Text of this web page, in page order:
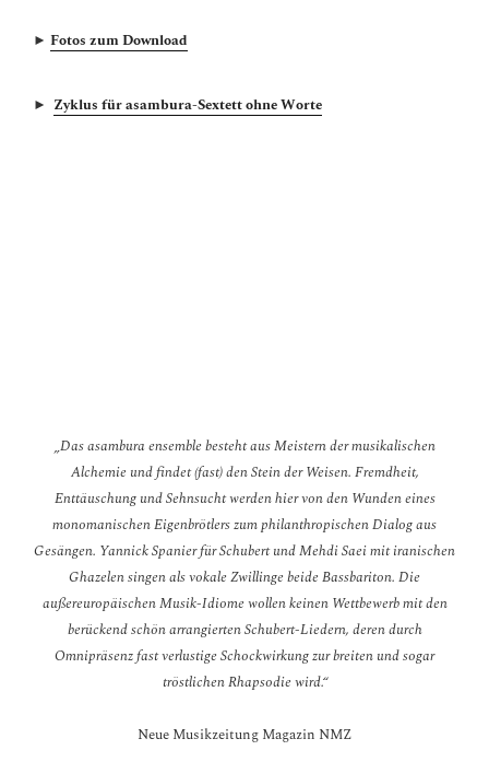
► Fotos zum Download
► Zyklus für asambura-Sextett ohne Worte
„Das asambura ensemble besteht aus Meistern der musikalischen
Alchemie und findet (fast) den Stein der Weisen. Fremdheit,
Enttäuschung und Sehnsucht werden hier von den Wunden eines
monomanischen Eigenbrötlers zum philanthropischen Dialog aus
Gesängen. Yannick Spanier für Schubert und Mehdi Saei mit iranischen
Ghazelen singen als vokale Zwillinge beide Bassbariton. Die
außereuropäischen Musik-Idiome wollen keinen Wettbewerb mit den
berückend schön arrangierten Schubert-Liedern, deren durch
Omnipräsenz fast verlustige Schockwirkung zur breiten und sogar
tröstlichen Rhapsodie wird.“
Neue Musikzeitung Magazin NMZ